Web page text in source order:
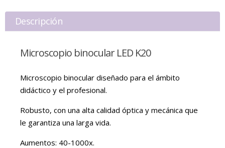
Descripción
Microscopio binocular LED K20
Microscopio binocular diseñado para el ámbito
didáctico y el profesional.
Robusto, con una alta calidad óptica y mecánica que
le garantiza una larga vida.
Aumentos: 40-1000x.